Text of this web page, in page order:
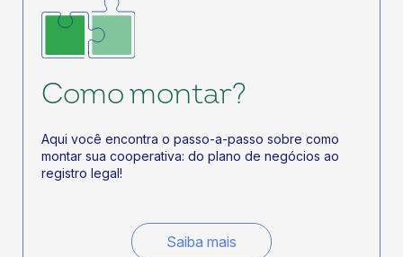
31/07/2026
Infográficos
31/07/2026
AnuárioCoop 2026
Como montar?
Aqui você encontra o passo-a-passo sobre como
montar sua cooperativa: do plano de negócios ao
registro legal!
Saiba mais